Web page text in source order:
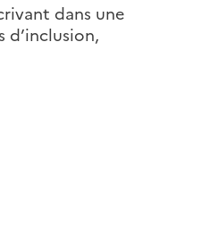
dans une
d’inclusion,